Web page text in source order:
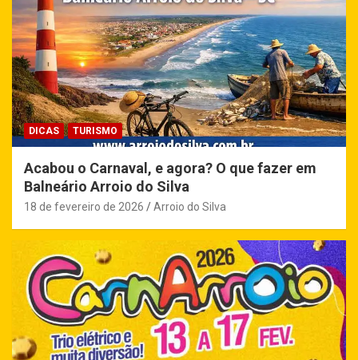
DICAS TURISMO
Acabou o Carnaval, e agora? O que fazer em
Balneário Arroio do Silva
18 de fevereiro de 2026 Arroio do Silva